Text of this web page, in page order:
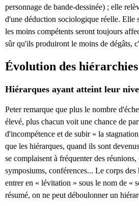
personnage de bande-dessinée) ; elle
d'une déduction sociologique réelle. Elle
les moins compétents seront toujours
sûr qu'ils produiront le moins de dégâts,
Évolution des hiérarchies
Hiérarques ayant atteint leur
Peter remarque que plus le nombre
élevé, plus chacun voit une chance de
d'incompétence et de subir « la
que les hiérarques, quand ils sont
se complaisent à fréquenter des
symposiums, conférences... Le corps des
entrer en « lévitation » sous le nom de «
résumé, on ne peut déboulonner un